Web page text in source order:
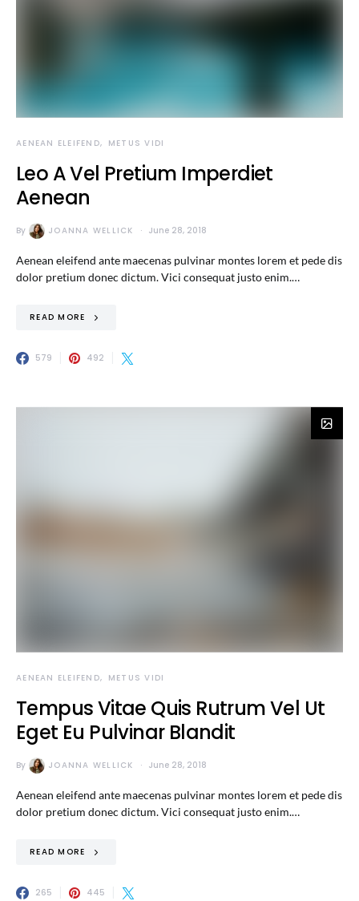
AENEAN ELEIFEND METUS VIDI
Leo A Vel Pretium Imperdiet
Aenean
By JOANNA WELLICK June 28, 2018
Aenean eleifend ante maecenas pulvinar montes lorem et pede dis
dolor pretium donec dictum. Vici consequat justo enim.…
READ MORE
579 492
AENEAN ELEIFEND METUS VIDI
Tempus Vitae Quis Rutrum Vel Ut
Eget Eu Pulvinar Blandit
By JOANNA WELLICK June 28, 2018
Aenean eleifend ante maecenas pulvinar montes lorem et pede dis
dolor pretium donec dictum. Vici consequat justo enim.…
READ MORE
265 445